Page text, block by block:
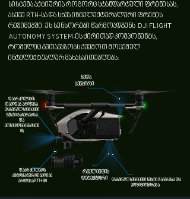
სისტემა აქტიურია როგორც სტანდარტული ფრენისას,
ასევე RTH-სა და სხვა ინტელექტურალური ფრენის
რეჟიმებში. ეს სენსორები წარმოადგენს DJI FLIGHT
AUTONOMY SYSTEM-ის ძირითად კომპონენტს,
რომელიც გვთავაზობს ქვემოთ მოცემულ
ინტელექტუალურ მახასაითებლებს:
დაბრკოლების
თავიდან არიდება
დახურულ სივრცეში
ზუსტი გაჩერებისა
და
პოზიციონირებისთვ
ის
დაბრკოლების
ავტომატური თავიდან
არიდება RTH-ში
ზედა
სენსორი
დახურულ სივრცეში ზუსტი გაჩერება და
პოზიციონირება
რეელიეფის
დეტექტორი